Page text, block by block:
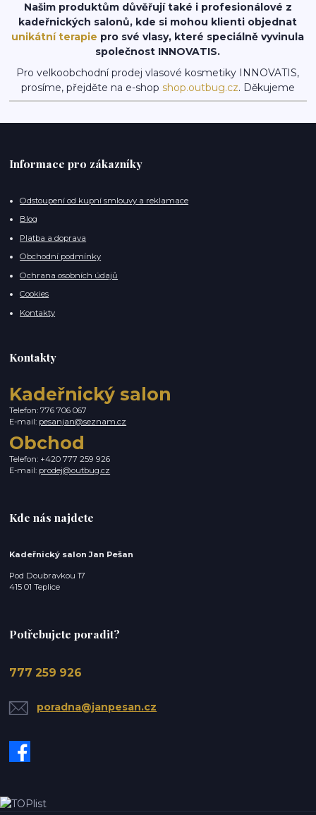
Našim produktům důvěřují také i profesionálové z
kadeřnických salonů, kde si mohou klienti objednat
unikátní terapie pro své vlasy, které speciálně vyvinula
společnost INNOVATIS.
Pro velkoobchodní prodej vlasové kosmetiky INNOVATIS,
prosíme, přejděte na e-shop shop.outbug.cz. Děkujeme
Informace pro zákazníky
Odstoupení od kupní smlouvy a reklamace
Blog
Platba a doprava
Obchodní podmínky
Ochrana osobních údajů
Cookies
Kontakty
Kontakty
Kadeřnický salon
Telefon: 776 706 067
E-mail: pesanjan@seznam.cz
Obchod
Telefon: +420 777 259 926
E-mail: prodej@outbug.cz
Kde nás najdete
Kadeřnický salon Jan Pešan
Pod Doubravkou 17
415 01 Teplice
Potřebujete poradit?
777 259 926
poradna@janpesan.cz